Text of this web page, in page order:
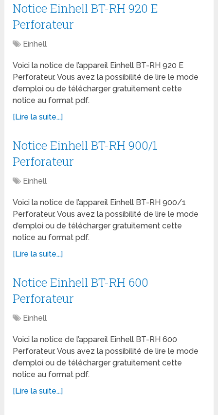
Notice Einhell BT-RH 920 E
Perforateur
Einhell
Voici la notice de l’appareil Einhell BT-RH 920 E
Perforateur. Vous avez la possibilité de lire le mode
d’emploi ou de télécharger gratuitement cette
notice au format pdf.
[Lire la suite...]
Notice Einhell BT-RH 900/1
Perforateur
Einhell
Voici la notice de l’appareil Einhell BT-RH 900/1
Perforateur. Vous avez la possibilité de lire le mode
d’emploi ou de télécharger gratuitement cette
notice au format pdf.
[Lire la suite...]
Notice Einhell BT-RH 600
Perforateur
Einhell
Voici la notice de l’appareil Einhell BT-RH 600
Perforateur. Vous avez la possibilité de lire le mode
d’emploi ou de télécharger gratuitement cette
notice au format pdf.
[Lire la suite...]